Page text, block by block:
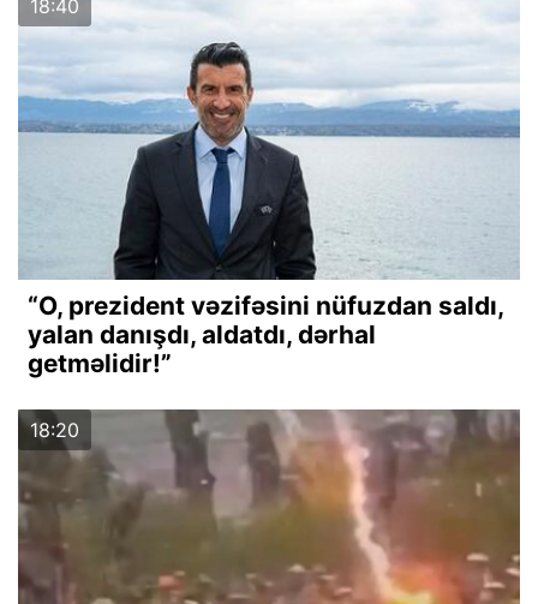
18:40
“O, prezident vəzifəsini nüfuzdan saldı,
yalan danışdı, aldatdı, dərhal
getməlidir!”
18:20